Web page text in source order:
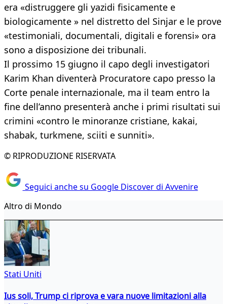
era «distruggere gli yazidi fisicamente e
biologicamente » nel distretto del Sinjar e le prove
«testimoniali, documentali, digitali e forensi» ora
sono a disposizione dei tribunali.
Il prossimo 15 giugno il capo degli investigatori
Karim Khan diventerà Procuratore capo presso la
Corte penale internazionale, ma il team entro la
fine dell’anno presenterà anche i primi risultati sui
crimini «contro le minoranze cristiane, kakai,
shabak, turkmene, sciiti e sunniti».
© RIPRODUZIONE RISERVATA
Seguici anche su Google Discover di Avvenire
Altro di Mondo
Stati Uniti
Ius soli, Trump ci riprova e vara nuove limitazioni alla